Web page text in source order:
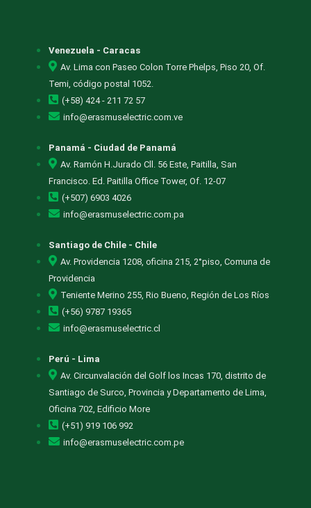
Venezuela - Caracas
Av. Lima con Paseo Colon Torre Phelps, Piso 20, Of.
Temi, código postal 1052.
(+58) 424 - 211 72 57
info@erasmuselectric.com.ve
Panamá - Ciudad de Panamá
Av. Ramón H.Jurado Cll. 56 Este, Paitilla, San
Francisco. Ed. Paitilla Office Tower, Of. 12-07
(+507) 6903 4026
info@erasmuselectric.com.pa
Santiago de Chile - Chile
Av. Providencia 1208, oficina 215, 2°piso, Comuna de
Providencia
Teniente Merino 255, Rio Bueno, Región de Los Ríos
(+56) 9787 19365
info@erasmuselectric.cl
Perú - Lima
Av. Circunvalación del Golf los Incas 170, distrito de
Santiago de Surco, Provincia y Departamento de Lima,
Oficina 702, Edificio More
(+51) 919 106 992
info@erasmuselectric.com.pe